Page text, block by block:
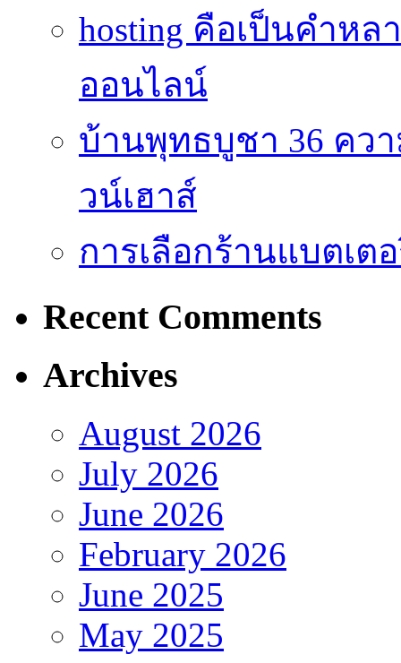
hosting คือเป็นคำห
ออนไลน์
บ้านพุทธบูชา 36 คว
วน์เฮาส์
การเลือกร้านแบตเต
Recent Comments
Archives
August 2026
July 2026
June 2026
February 2026
June 2025
May 2025